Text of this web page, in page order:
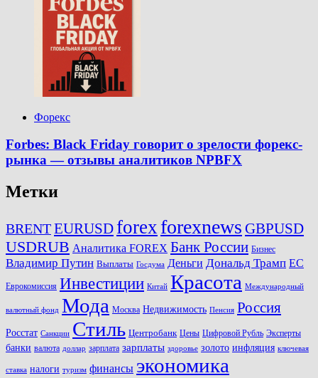
Форекс
Forbes: Black Friday говорит о зрелости форекс-
рынка — отзывы аналитиков NPBFX
Метки
BRENTEURUSD forex forexnews GBPUSD
USDRUB Аналитика FOREX Банк России Бизнес
Владимир Путин Выплаты Госдума Деньги Дональд Трамп ЕС
Еврокомиссия Инвестиции Китай Красота Международный
валютный фонд Мода Москва Недвижимость Пенсия Россия
Росстат Санкции Стиль Центробанк Цены Цифровой Рубль Эксперты
банки валюта доллар зарплата зарплаты здоровье золото инфляция ключевая
ставка налоги туризм финансы экономика